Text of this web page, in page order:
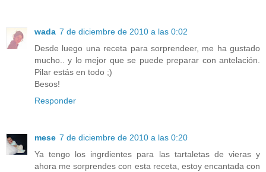
wada 7 de diciembre de 2010 a las 0:02
Desde luego una receta para sorprendeer, me ha gustado
mucho.. y lo mejor que se puede preparar con antelación.
Pilar estás en todo ;)
Besos!
Responder
mese 7 de diciembre de 2010 a las 0:20
Ya tengo los ingrdientes para las tartaletas de vieras y
ahora me sorprendes con esta receta, estoy encantada con